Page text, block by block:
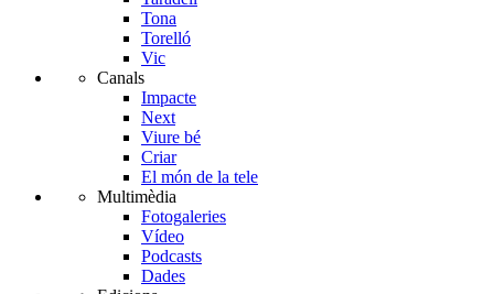
Tona
Torelló
Vic
Canals
Impacte
Next
Viure bé
Criar
El món de la tele
Multimèdia
Fotogaleries
Vídeo
Podcasts
Dades